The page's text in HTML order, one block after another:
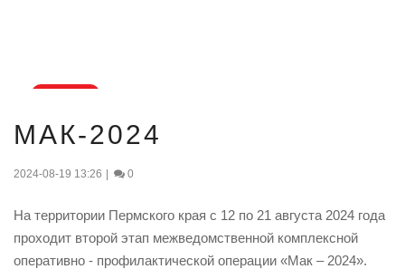
авг., 2024
МАК-2024
2024-08-19 13:26 0
На территории Пермского края с 12 по 21 августа 2024 года
проходит второй этап межведомственной комплексной
оперативно - профилактической операции «Мак – 2024».